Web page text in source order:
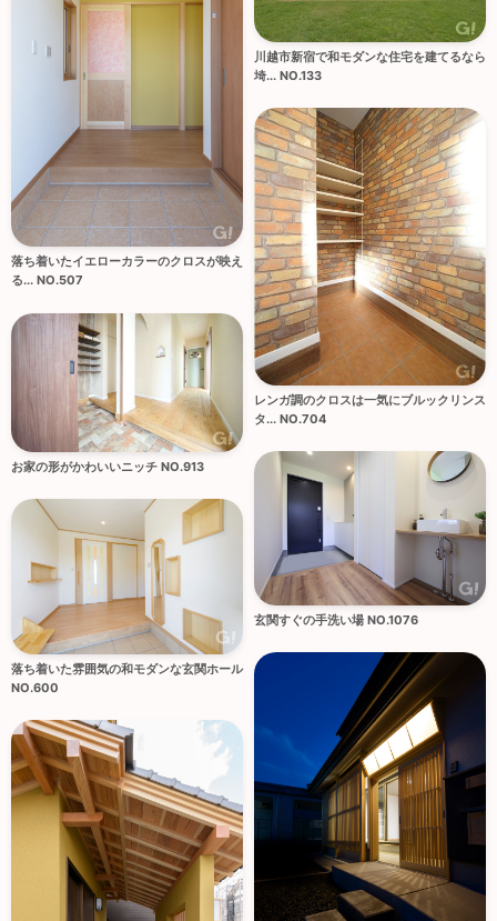
川越市新宿で和モダンな住宅を建てるなら
埼... NO.133
落ち着いたイエローカラーのクロスが映え
る... NO.507
レンガ調のクロスは一気にブルックリンス
タ... NO.704
お家の形がかわいいニッチ NO.913
玄関すぐの手洗い場 NO.1076
落ち着いた雰囲気の和モダンな玄関ホール
NO.600